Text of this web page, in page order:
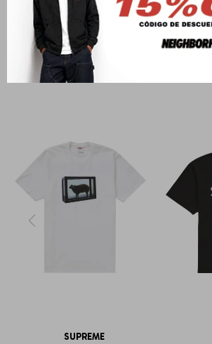
PRODUCTOS QUE TE
SUPREME